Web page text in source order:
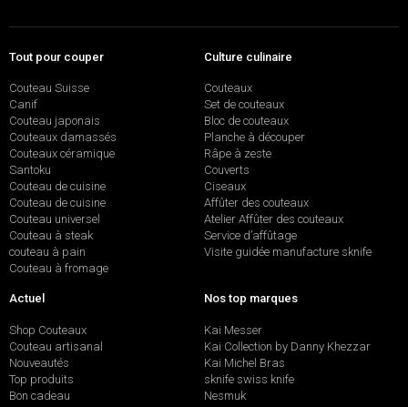
Tout pour couper
Couteau Suisse
Canif
Couteau japonais
Couteaux damassés
Couteaux céramique
Santoku
Couteau de cuisine
Couteau de cuisine
Couteau universel
Couteau à steak
couteau à pain
Couteau à fromage
Culture culinaire
Couteaux
Set de couteaux
Bloc de couteaux
Planche à découper
Râpe à zeste
Couverts
Ciseaux
Affûter des couteaux
Atelier Affûter des couteaux
Service d’affûtage
Visite guidée manufacture sknife
Actuel
Shop Couteaux
Couteau artisanal
Nouveautés
Top produits
Bon cadeau
Nos top marques
Kai Messer
Kai Collection by Danny Khezzar
Kai Michel Bras
sknife swiss knife
Nesmuk